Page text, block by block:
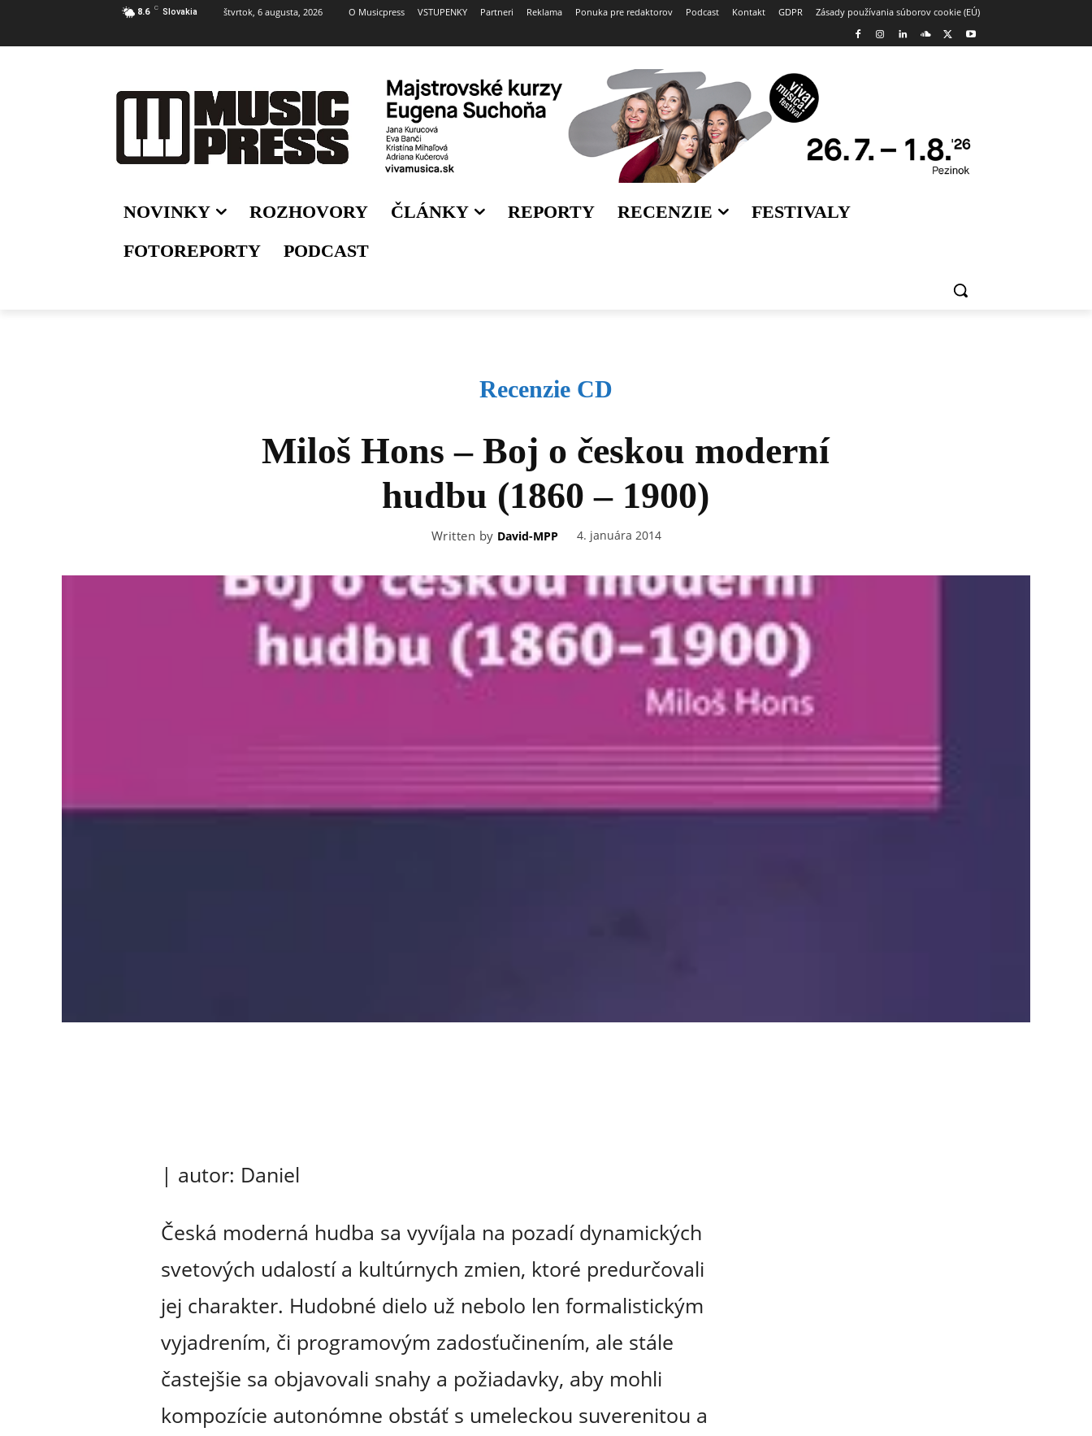
8.6 C Slovakia štvrtok, 6 augusta, 2026 O Musicpress VSTUPENKY Partneri Reklama Ponuka pre redaktorov Podcast Kontakt GDPR Zásady používania súborov cookie (EÚ)
NOVINKY ROZHOVORY ČLÁNKY REPORTY RECENZIE
FESTIVALY
FOTOREPORTY
PODCAST
Recenzie CD
Miloš Hons – Boj o českou moderní
hudbu (1860 – 1900)
Written by David-MPP 4. januára 2014
| autor: Daniel
Česká moderná hudba sa vyvíjala na pozadí dynamických
svetových udalostí a kultúrnych zmien, ktoré predurčovali
jej charakter. Hudobné dielo už nebolo len formalistickým
vyjadrením, či programovým zadosťučinením, ale stále
častejšie sa objavovali snahy a požiadavky, aby mohli
kompozície autonómne obstáť s umeleckou suverenitou a